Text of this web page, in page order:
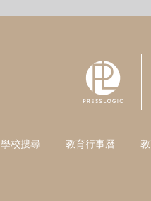
學校搜尋 教育行事曆